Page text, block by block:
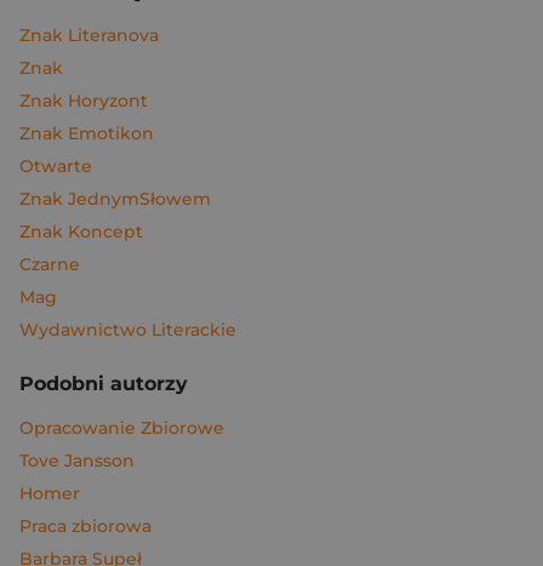
Znak Literanova
Znak
Znak Horyzont
Znak Emotikon
Otwarte
Znak JednymSłowem
Znak Koncept
Czarne
Mag
Wydawnictwo Literackie
Podobni autorzy
Opracowanie Zbiorowe
Tove Jansson
Homer
Praca zbiorowa
Barbara Supeł